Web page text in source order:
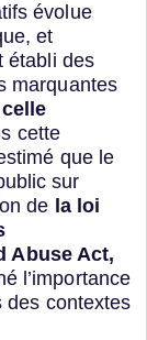
évolue
et
établi des
marquantes
celle
cette
que le
sur
de la loi
Abuse Act,
l’importance
des contextes